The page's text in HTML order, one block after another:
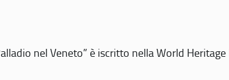
nel Veneto” è iscritto nella World